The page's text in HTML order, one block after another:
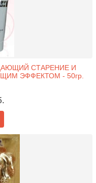
СТАРЕНИЕ И
ЭФФЕКТОМ - 50гр.